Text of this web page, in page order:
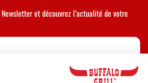
et découvrez l’actualité de votre